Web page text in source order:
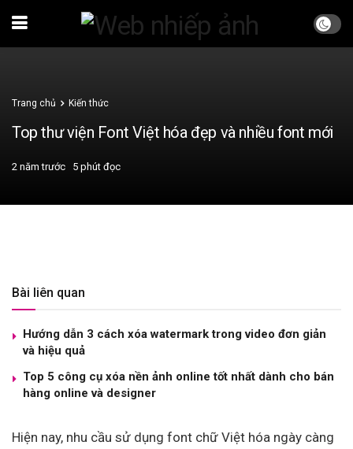
Trang chủ Kiến thức
Top thư viện Font Việt hóa đẹp và nhiều font mới
2 năm trước 5 phút đọc
Bài liên quan
Hướng dẫn 3 cách xóa watermark trong video đơn giản
và hiệu quả
Top 5 công cụ xóa nền ảnh online tốt nhất dành cho bán
hàng online và designer
Hiện nay, nhu cầu sử dụng font chữ Việt hóa ngày càng